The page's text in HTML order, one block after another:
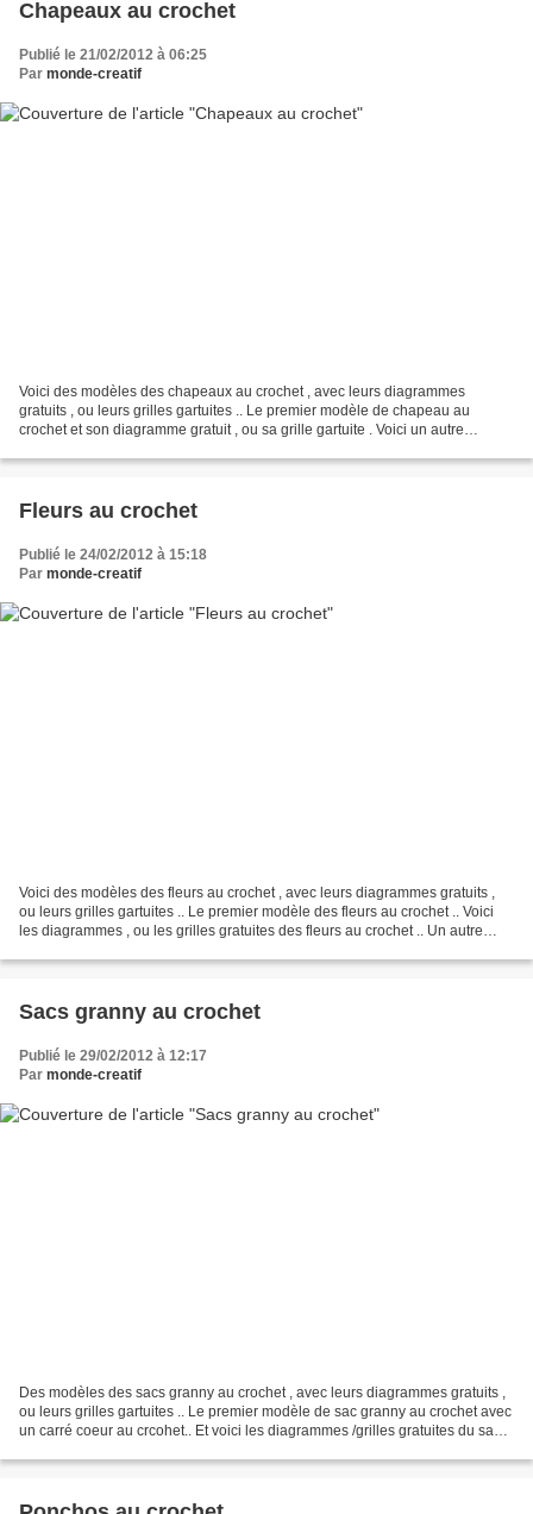
Chapeaux au crochet
Publié le 21/02/2012 à 06:25
Par monde-creatif
Voici des modèles des chapeaux au crochet , avec leurs diagrammes
gratuits , ou leurs grilles gartuites .. Le premier modèle de chapeau au
crochet et son diagramme gratuit , ou sa grille gartuite . Voici un autre
Fleurs au crochet
Publié le 24/02/2012 à 15:18
Par monde-creatif
Voici des modèles des fleurs au crochet , avec leurs diagrammes gratuits ,
ou leurs grilles gartuites .. Le premier modèle des fleurs au crochet .. Voici
les diagrammes , ou les grilles gratuites des fleurs au crochet .. Un autre
Sacs granny au crochet
Publié le 29/02/2012 à 12:17
Par monde-creatif
Des modèles des sacs granny au crochet , avec leurs diagrammes gratuits ,
ou leurs grilles gartuites .. Le premier modèle de sac granny au crochet avec
un carré coeur au crcohet.. Et voici les diagrammes /grilles gratuites du sac